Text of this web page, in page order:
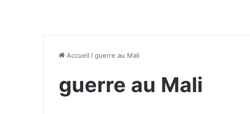
Accueil /guerre au Mali
guerre au Mali